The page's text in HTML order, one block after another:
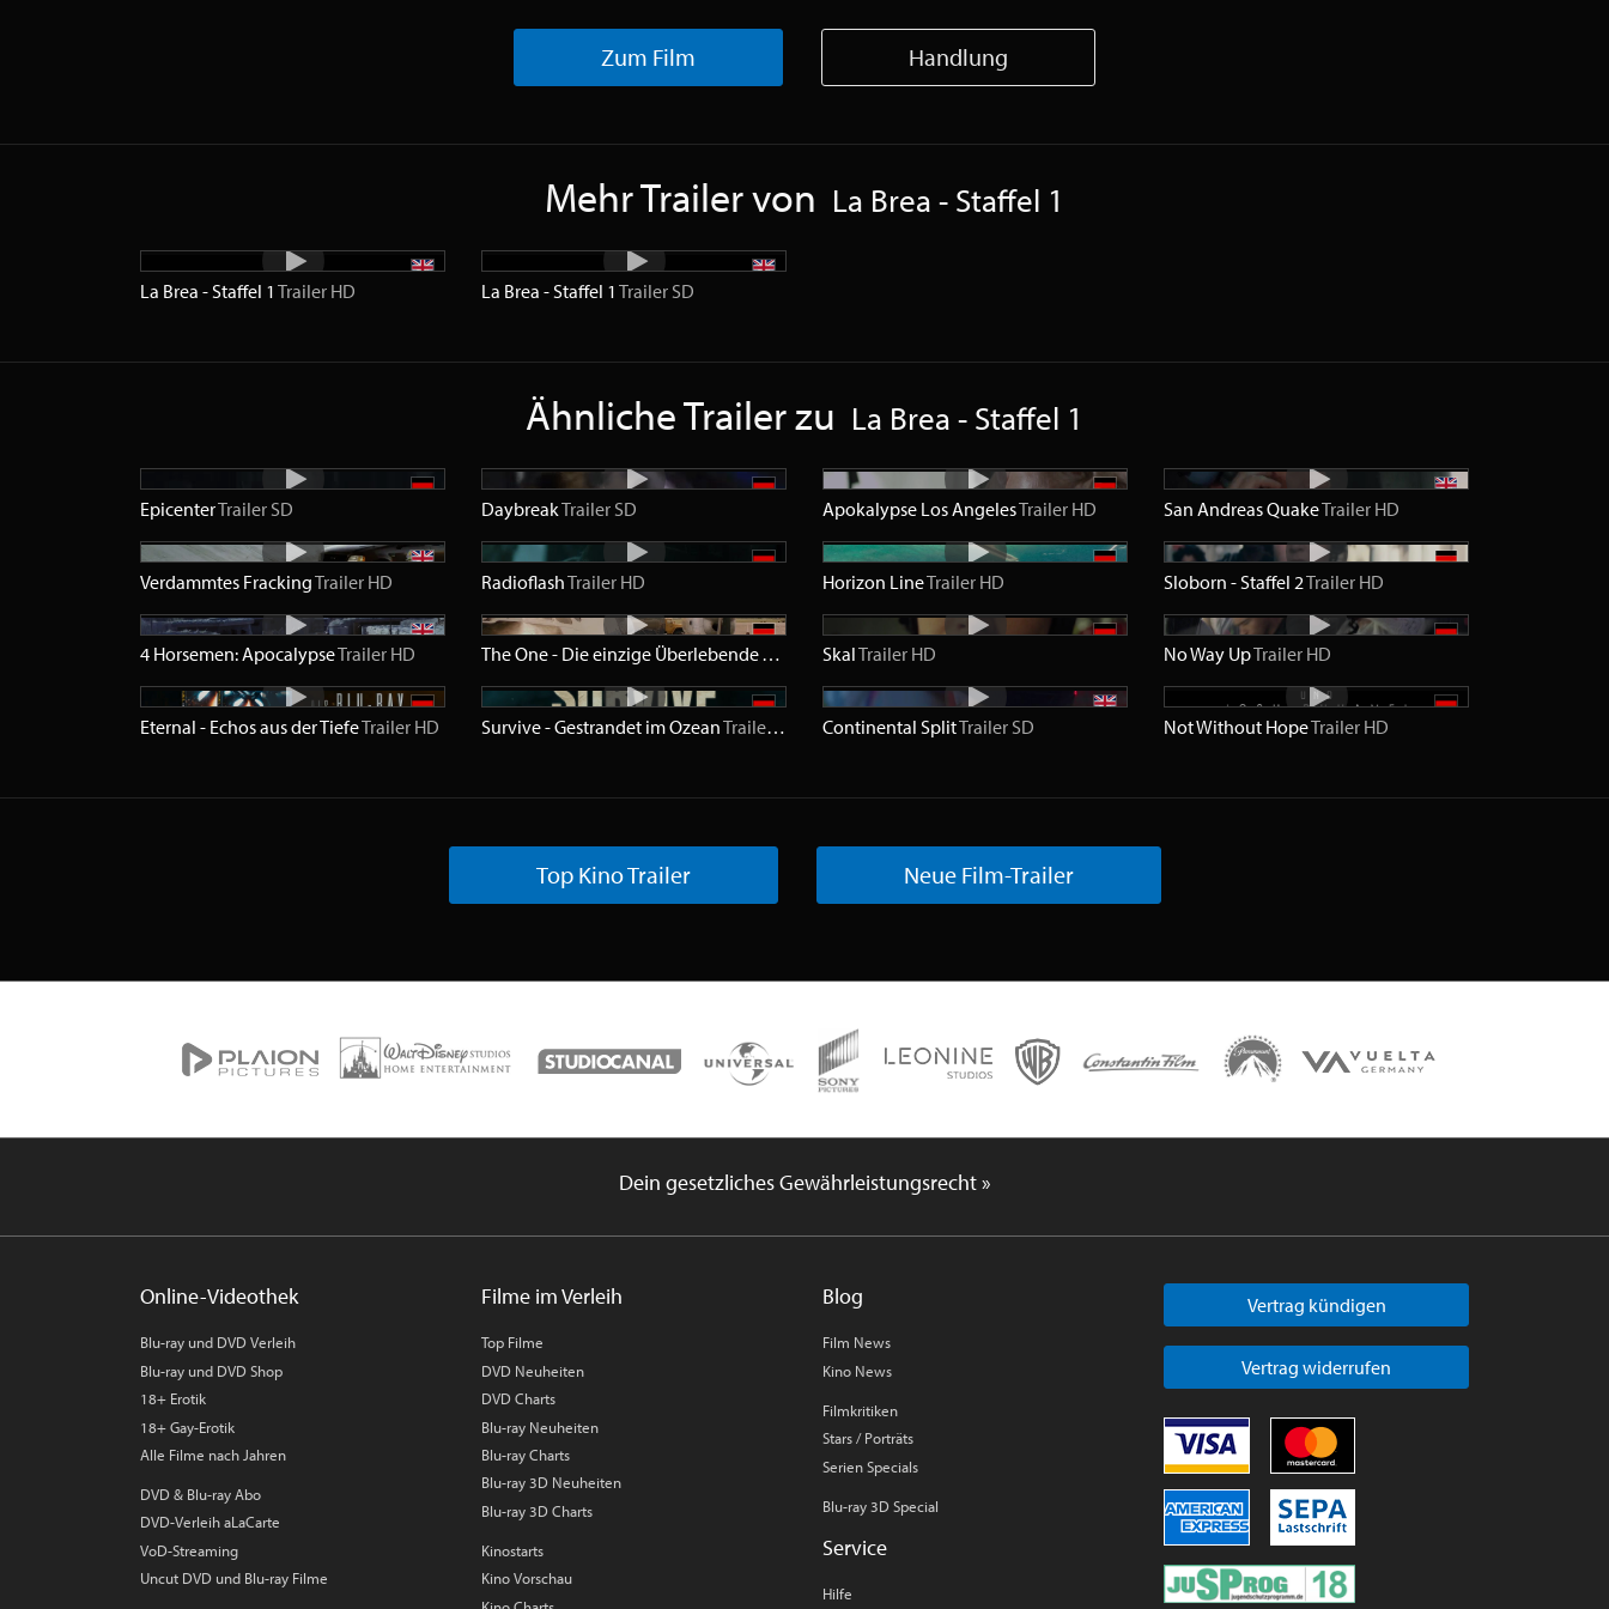
Zum Film Handlung
Mehr Trailer von La Brea - Staffel 1
La Brea - Staffel 1 Trailer HD La Brea - Staffel 1 Trailer SD
Ähnliche Trailer zu La Brea - Staffel 1
EpicenterTrailer SD DaybreakTrailer SD Apokalypse Los AngelesTrailer HD San Andreas QuakeTrailer HD
Verdammtes FrackingTrailer HD RadioflashTrailer HD Horizon LineTrailer HD Sloborn - Staffel 2Trailer HD
4 Horsemen: ApocalypseTrailer HD The One - Die einzige Überlebende
Trailer HD
SkalTrailer HD No Way UpTrailer HD
Eternal - Echos aus der TiefeTrailer HD Survive - Gestrandet im OzeanTrailer HD Continental SplitTrailer SD Not Without HopeTrailer HD
Top Kino Trailer Neue Film-Trailer
Dein gesetzliches Gewährleistungsrecht »
Online-Videothek
Blu-ray und DVD Verleih
Blu-ray und DVD Shop
18+ Erotik
18+ Gay-Erotik
Alle Filme nach Jahren
DVD & Blu-ray Abo
DVD-Verleih aLaCarte
VoD-Streaming
Uncut DVD und Blu-ray Filme
Filme im Verleih
Top Filme
DVD Neuheiten
DVD Charts
Blu-ray Neuheiten
Blu-ray Charts
Blu-ray 3D Neuheiten
Blu-ray 3D Charts
Kinostarts
Kino Vorschau
Blog
Film News
Kino News
Filmkritiken
Stars / Porträts
Serien Specials
Blu-ray 3D Special
Service
Hilfe
Vertrag kündigen
Vertrag widerrufen